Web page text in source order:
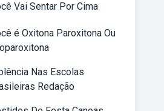
Vai Sentar Por Cima
é Oxitona Paroxitona Ou
Nas Escolas
Redação